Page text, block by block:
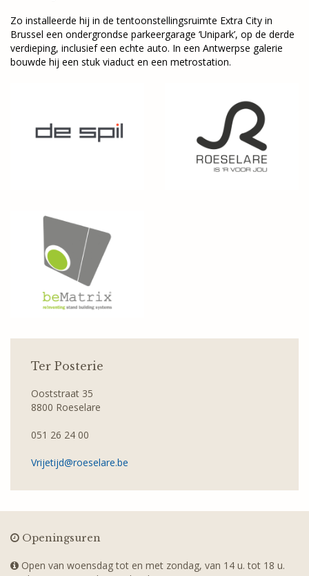
Zo installeerde hij in de tentoonstellingsruimte Extra City in
Brussel een ondergrondse parkeergarage ‘Unipark’, op de derde
verdieping, inclusief een echte auto. In een Antwerpse galerie
bouwde hij een stuk viaduct en een metrostation.
Ter Posterie
Ooststraat 35
8800 Roeselare
051 26 24 00
Vrijetijd@roeselare.be
Openingsuren
Open van woensdag tot en met zondag, van 14 u. tot 18 u.